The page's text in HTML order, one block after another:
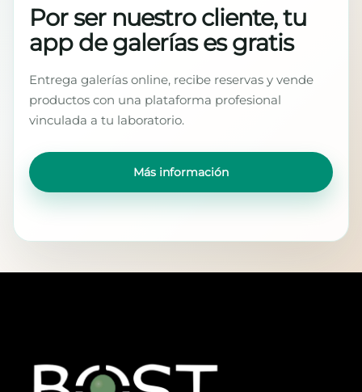
Por ser nuestro cliente, tu
app de galerías es gratis
Entrega galerías online, recibe reservas y vende
productos con una plataforma profesional
vinculada a tu laboratorio.
Más información